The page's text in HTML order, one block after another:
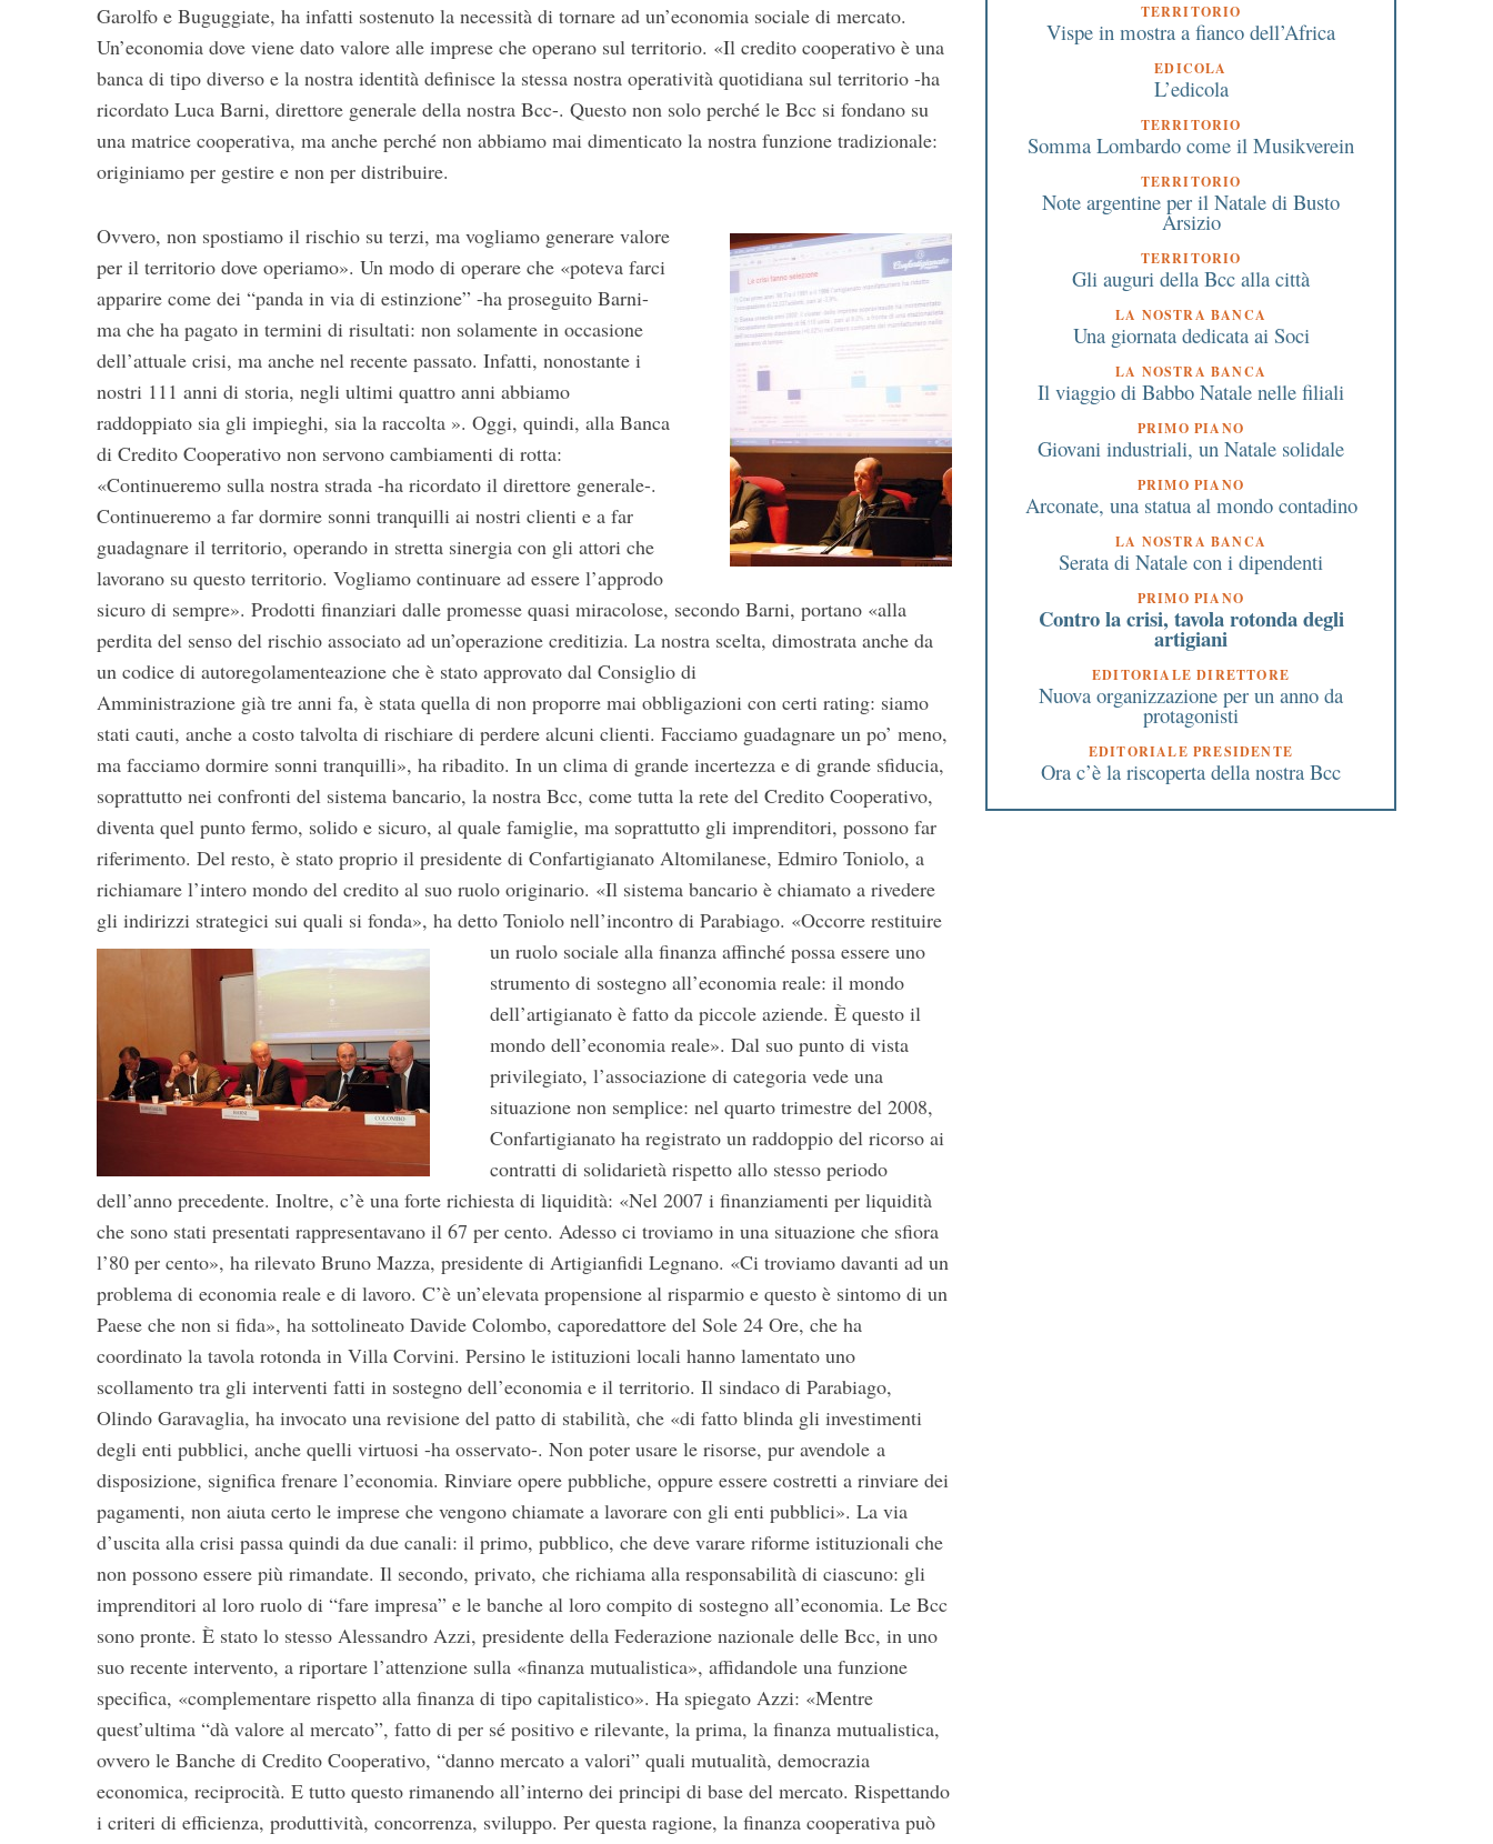
Garolfo e Buguggiate, ha infatti sostenuto la necessità di tornare ad un’economia sociale di mercato.
Un’economia dove viene dato valore alle imprese che operano sul territorio. «Il credito cooperativo è una
banca di tipo diverso e la nostra identità definisce la stessa nostra operatività quotidiana sul territorio -ha
ricordato Luca Barni, direttore generale della nostra Bcc-. Questo non solo perché le Bcc si fondano su
una matrice cooperativa, ma anche perché non abbiamo mai dimenticato la nostra funzione tradizionale:
originiamo per gestire e non per distribuire.
Ovvero, non spostiamo il rischio su terzi, ma vogliamo generare valore
per il territorio dove operiamo». Un modo di operare che «poteva farci
apparire come dei “panda in via di estinzione” -ha proseguito Barni-
ma che ha pagato in termini di risultati: non solamente in occasione
dell’attuale crisi, ma anche nel recente passato. Infatti, nonostante i
nostri 111 anni di storia, negli ultimi quattro anni abbiamo
raddoppiato sia gli impieghi, sia la raccolta ». Oggi, quindi, alla Banca
di Credito Cooperativo non servono cambiamenti di rotta:
«Continueremo sulla nostra strada -ha ricordato il direttore generale-.
Continueremo a far dormire sonni tranquilli ai nostri clienti e a far
guadagnare il territorio, operando in stretta sinergia con gli attori che
lavorano su questo territorio. Vogliamo continuare ad essere l’approdo
sicuro di sempre». Prodotti finanziari dalle promesse quasi miracolose, secondo Barni, portano «alla
perdita del senso del rischio associato ad un’operazione creditizia. La nostra scelta, dimostrata anche da
un codice di autoregolamenteazione che è stato approvato dal Consiglio di
Amministrazione già tre anni fa, è stata quella di non proporre mai obbligazioni con certi rating: siamo
stati cauti, anche a costo talvolta di rischiare di perdere alcuni clienti. Facciamo guadagnare un po’ meno,
ma facciamo dormire sonni tranquilli», ha ribadito. In un clima di grande incertezza e di grande sfiducia,
soprattutto nei confronti del sistema bancario, la nostra Bcc, come tutta la rete del Credito Cooperativo,
diventa quel punto fermo, solido e sicuro, al quale famiglie, ma soprattutto gli imprenditori, possono far
riferimento. Del resto, è stato proprio il presidente di Confartigianato Altomilanese, Edmiro Toniolo, a
richiamare l’intero mondo del credito al suo ruolo originario. «Il sistema bancario è chiamato a rivedere
gli indirizzi strategici sui quali si fonda», ha detto Toniolo nell’incontro di Parabiago. «Occorre restituire
un ruolo sociale alla finanza affinché possa essere uno
strumento di sostegno all’economia reale: il mondo
dell’artigianato è fatto da piccole aziende. È questo il
mondo dell’economia reale». Dal suo punto di vista
privilegiato, l’associazione di categoria vede una
situazione non semplice: nel quarto trimestre del 2008,
Confartigianato ha registrato un raddoppio del ricorso ai
contratti di solidarietà rispetto allo stesso periodo
dell’anno precedente. Inoltre, c’è una forte richiesta di liquidità: «Nel 2007 i finanziamenti per liquidità
che sono stati presentati rappresentavano il 67 per cento. Adesso ci troviamo in una situazione che sfiora
l’80 per cento», ha rilevato Bruno Mazza, presidente di Artigianfidi Legnano. «Ci troviamo davanti ad un
problema di economia reale e di lavoro. C’è un’elevata propensione al risparmio e questo è sintomo di un
Paese che non si fida», ha sottolineato Davide Colombo, caporedattore del Sole 24 Ore, che ha
coordinato la tavola rotonda in Villa Corvini. Persino le istituzioni locali hanno lamentato uno
scollamento tra gli interventi fatti in sostegno dell’economia e il territorio. Il sindaco di Parabiago,
Olindo Garavaglia, ha invocato una revisione del patto di stabilità, che «di fatto blinda gli investimenti
degli enti pubblici, anche quelli virtuosi -ha osservato-. Non poter usare le risorse, pur avendole a
disposizione, significa frenare l’economia. Rinviare opere pubbliche, oppure essere costretti a rinviare dei
pagamenti, non aiuta certo le imprese che vengono chiamate a lavorare con gli enti pubblici». La via
d’uscita alla crisi passa quindi da due canali: il primo, pubblico, che deve varare riforme istituzionali che
non possono essere più rimandate. Il secondo, privato, che richiama alla responsabilità di ciascuno: gli
imprenditori al loro ruolo di “fare impresa” e le banche al loro compito di sostegno all’economia. Le Bcc
sono pronte. È stato lo stesso Alessandro Azzi, presidente della Federazione nazionale delle Bcc, in uno
suo recente intervento, a riportare l’attenzione sulla «finanza mutualistica», affidandole una funzione
specifica, «complementare rispetto alla finanza di tipo capitalistico». Ha spiegato Azzi: «Mentre
quest’ultima “dà valore al mercato”, fatto di per sé positivo e rilevante, la prima, la finanza mutualistica,
ovvero le Banche di Credito Cooperativo, “danno mercato a valori” quali mutualità, democrazia
economica, reciprocità. E tutto questo rimanendo all’interno dei principi di base del mercato. Rispettando
i criteri di efficienza, produttività, concorrenza, sviluppo. Per questa ragione, la finanza cooperativa può
TERRITORIO
Vispe in mostra a fianco dell’Africa
EDICOLA
L’edicola
TERRITORIO
Somma Lombardo come il Musikverein
TERRITORIO
Note argentine per il Natale di Busto
Arsizio
TERRITORIO
Gli auguri della Bcc alla città
LA NOSTRA BANCA
Una giornata dedicata ai Soci
LA NOSTRA BANCA
Il viaggio di Babbo Natale nelle filiali
PRIMO PIANO
Giovani industriali, un Natale solidale
PRIMO PIANO
Arconate, una statua al mondo contadino
LA NOSTRA BANCA
Serata di Natale con i dipendenti
PRIMO PIANO
Contro la crisi, tavola rotonda degli
artigiani
EDITORIALE DIRETTORE
Nuova organizzazione per un anno da
protagonisti
EDITORIALE PRESIDENTE
Ora c’è la riscoperta della nostra Bcc
h
f
o
r